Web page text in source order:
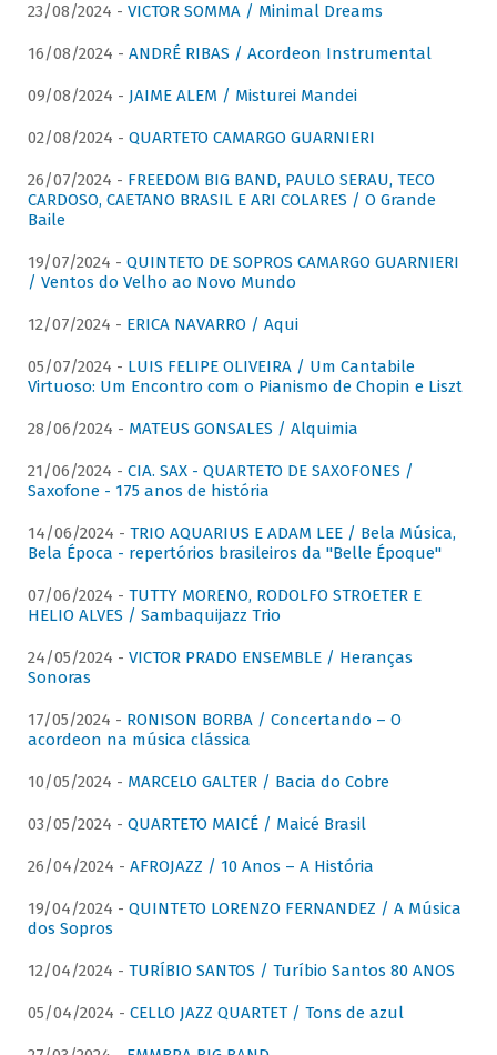
23/08/2024 - VICTOR SOMMA / Minimal Dreams
16/08/2024 - ANDRÉ RIBAS / Acordeon Instrumental
09/08/2024 - JAIME ALEM / Misturei Mandei
02/08/2024 - QUARTETO CAMARGO GUARNIERI
26/07/2024 - FREEDOM BIG BAND, PAULO SERAU, TECO
CARDOSO, CAETANO BRASIL E ARI COLARES / O Grande
Baile
19/07/2024 - QUINTETO DE SOPROS CAMARGO GUARNIERI
/ Ventos do Velho ao Novo Mundo
12/07/2024 - ERICA NAVARRO / Aqui
05/07/2024 - LUIS FELIPE OLIVEIRA / Um Cantabile
Virtuoso: Um Encontro com o Pianismo de Chopin e Liszt
28/06/2024 - MATEUS GONSALES / Alquimia
21/06/2024 - CIA. SAX - QUARTETO DE SAXOFONES /
Saxofone - 175 anos de história
14/06/2024 - TRIO AQUARIUS E ADAM LEE / Bela Música,
Bela Época - repertórios brasileiros da "Belle Époque"
07/06/2024 - TUTTY MORENO, RODOLFO STROETER E
HELIO ALVES / Sambaquijazz Trio
24/05/2024 - VICTOR PRADO ENSEMBLE / Heranças
Sonoras
17/05/2024 - RONISON BORBA / Concertando – O
acordeon na música clássica
10/05/2024 - MARCELO GALTER / Bacia do Cobre
03/05/2024 - QUARTETO MAICÉ / Maicé Brasil
26/04/2024 - AFROJAZZ / 10 Anos – A História
19/04/2024 - QUINTETO LORENZO FERNANDEZ / A Música
dos Sopros
12/04/2024 - TURÍBIO SANTOS / Turíbio Santos 80 ANOS
05/04/2024 - CELLO JAZZ QUARTET / Tons de azul